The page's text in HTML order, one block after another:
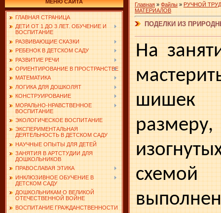
МЕНЮ САЙТА
ГЛАВНАЯ СТРАНИЦА
ДЕТИ ОТ 1 ДО 3 ЛЕТ. ОБУЧЕНИЕ И
ВОСПИТАНИЕ
РАЗВИВАЮЩИЕ СКАЗКИ
РЕБЕНОК В ДЕТСКОМ САДУ
РАЗВИТИЕ РЕЧИ
ОРИЕНТИРОВАНИЕ В ПРОСТРАНСТВЕ
МАТЕМАТИКА
ЛОГИКА ДЛЯ ДОШКОЛЯТ
КОНСТРУИРОВАНИЕ
МОРАЛЬНО-НРАВСТВЕННОЕ
ВОСПИТАНИЕ
ЭКОЛОГИЧЕСКОЕ ВОСПИТАНИЕ
ЭКСПЕРИМЕНТАЛЬНАЯ
ДЕЯТЕЛЬНОСТЬ В ДЕТСКОМ САДУ
НАУЧНЫЕ ОПЫТЫ ДЛЯ ДЕТЕЙ
ЗАНЯТИЯ В АРТСТУДИИ ДЛЯ
ДОШКОЛЬНИКОВ
ПРАВОСЛАВАЯ ЭТИКА
ИНКЛЮЗИВНОЕ ОБУЧЕНИЕ В
ДЕТСКОМ САДУ
ДОШКОЛЬНИКАМ О ВЕЛИКОЙ
ОТЕЧЕСТВЕННОЙ ВОЙНЕ
ВОСПИТАНИЕ ГРАЖДАНСТВЕННОСТИ
Главная » Файлы » РУЧНОЙ ТРУД
МАТЕРИАЛОВ
ПОДЕЛКИ ИЗ
На
шишек
размеру,
схемой